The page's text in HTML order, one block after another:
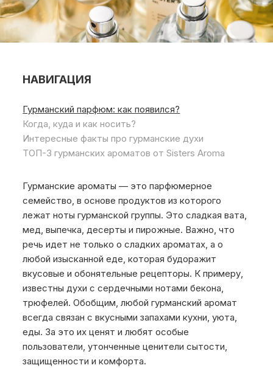
НАВИГАЦИЯ
Гурманский парфюм: как появился?
Когда, куда и как носить?
Интересные факты про гурманские духи
ТОП-3 гурманских ароматов от Sisters Aroma
Гурманские ароматы — это парфюмерное
семейство, в основе продуктов из которого
лежат ноты гурманской группы. Это сладкая вата,
мед, выпечка, десерты и пирожные. Важно, что
речь идет не только о сладких ароматах, а о
любой изысканной еде, которая будоражит
вкусовые и обонятельные рецепторы. К примеру,
известны духи с сердечными нотами бекона,
трюфелей. Обобщим, любой гурманский аромат
всегда связан с вкусными запахами кухни, уюта,
еды. За это их ценят и любят особые
пользователи, утонченные ценители сытости,
защищенности и комфорта.